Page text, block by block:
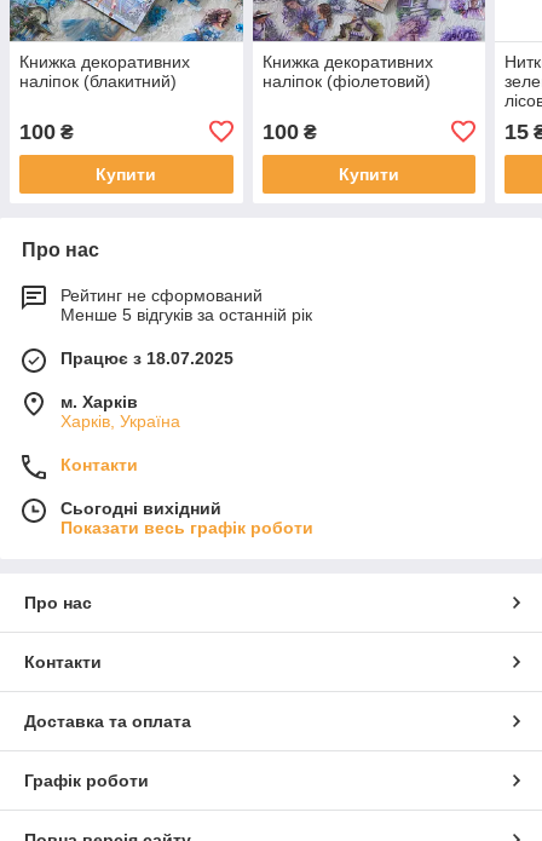
Книжка декоративних
наліпок (блакитний)
100 ₴
Купити
Книжка декоративних
наліпок (фіолетовий)
100₴
Купити
15
Про нас
Рейтинг не сформований
Менше 5 відгуків за останній рік
Працює з 18.07.2025
м. Харків
Харків, Україна
Контакти
Сьогодні вихідний
Показати весь графік роботи
Про нас
Контакти
Доставка та оплата
Графік роботи